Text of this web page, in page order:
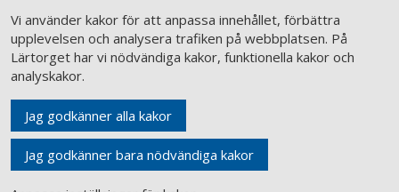
Vi använder kakor för att anpassa innehållet, förbättra
upplevelsen och analysera trafiken på webbplatsen. På
Lärtorget har vi nödvändiga kakor, funktionella kakor och
analyskakor.
Jag godkänner alla kakor
Jag godkänner bara nödvändiga kakor